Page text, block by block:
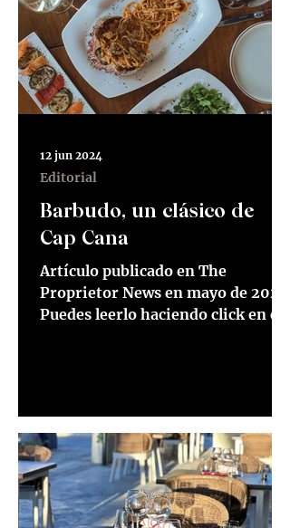
Barbudo, un clásico de
Cap Cana
Artículo publicado en The
Proprietor News en mayo de 2024.
Puedes leerlo haciendo click en el
Editorial
12 jun 2024